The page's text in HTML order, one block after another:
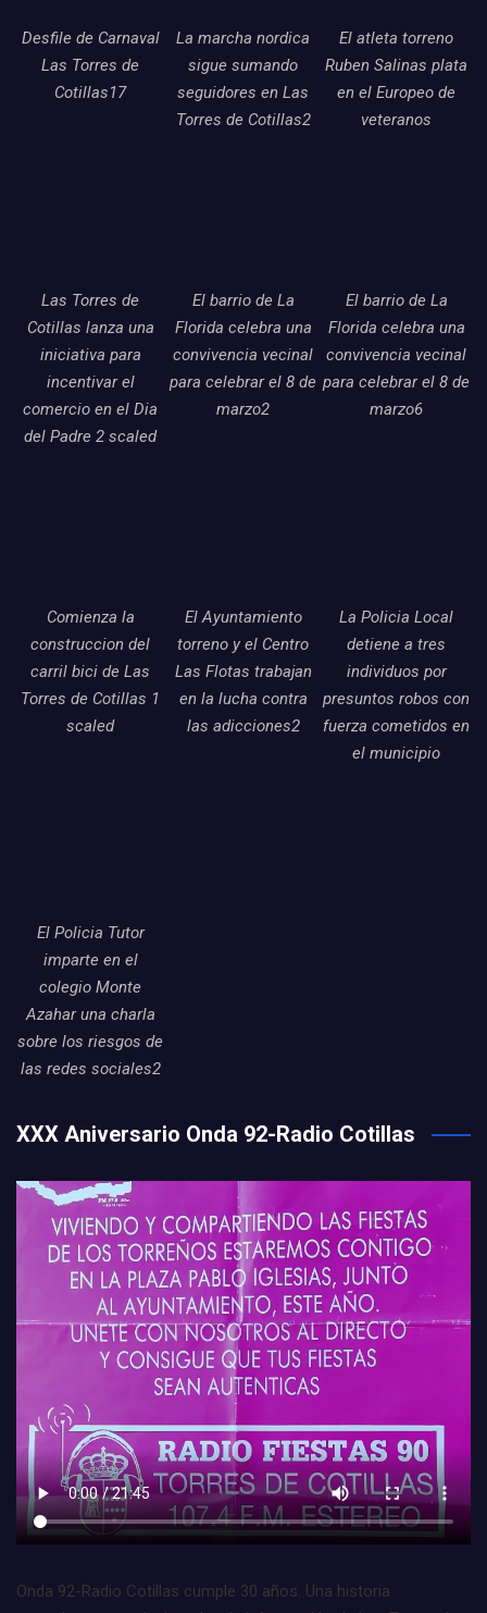
Desfile de Carnaval
Las Torres de
Cotillas17
La marcha nordica
sigue sumando
seguidores en Las
Torres de Cotillas2
El atleta torreno
Ruben Salinas plata
en el Europeo de
veteranos
Las Torres de
Cotillas lanza una
iniciativa para
incentivar el
comercio en el Dia
del Padre 2 scaled
El barrio de La
Florida celebra una
convivencia vecinal
para celebrar el 8 de
marzo2
El barrio de La
Florida celebra una
convivencia vecinal
para celebrar el 8 de
marzo6
Comienza la
construccion del
carril bici de Las
Torres de Cotillas 1
scaled
El Ayuntamiento
torreno y el Centro
Las Flotas trabajan
en la lucha contra
las adicciones2
La Policia Local
detiene a tres
individuos por
presuntos robos con
fuerza cometidos en
el municipio
El Policia Tutor
imparte en el
colegio Monte
Azahar una charla
sobre los riesgos de
las redes sociales2
XXX Aniversario Onda 92-Radio Cotillas
Onda 92-Radio Cotillas cumple 30 años. Una historia